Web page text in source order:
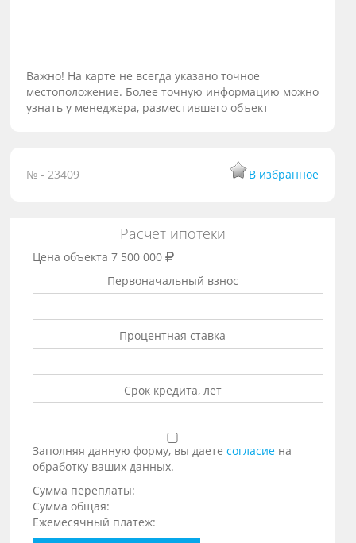
Важно! На карте не всегда указано точное
местоположение. Более точную информацию можно
узнать у менеджера, разместившего объект
№ - 23409 В избранное
Расчет ипотеки
Цена объекта 7 500 000
Первоначальный взнос
Процентная ставка
Срок кредита, лет
Заполняя данную форму, вы даетесогласие на
обработку ваших данных.
Сумма переплаты:
Сумма общая:
Ежемесячный платеж: